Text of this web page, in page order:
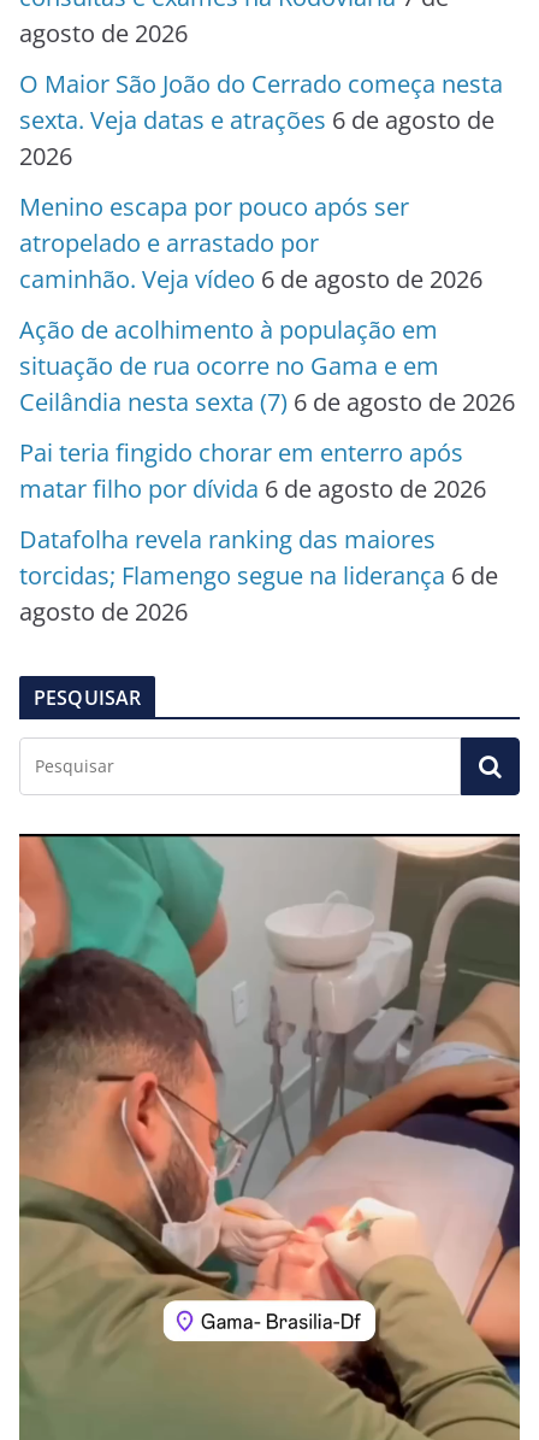
agosto de 2026
O Maior São João do Cerrado começa nesta
sexta. Veja datas e atrações 6 de agosto de
2026
Menino escapa por pouco após ser
atropelado e arrastado por
caminhão. Veja vídeo 6 de agosto de 2026
Ação de acolhimento à população em
situação de rua ocorre no Gama e em
Ceilândia nesta sexta (7) 6 de agosto de 2026
Pai teria fingido chorar em enterro após
matar filho por dívida 6 de agosto de 2026
Datafolha revela ranking das maiores
torcidas; Flamengo segue na liderança 6 de
agosto de 2026
PESQUISAR